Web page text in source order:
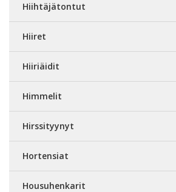
Hiihtäjätontut
Hiiret
Hiiriäidit
Himmelit
Hirssityynyt
Hortensiat
Housuhenkarit